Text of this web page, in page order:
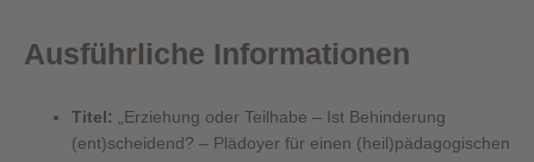
Ausführliche Informationen
Titel: „Erziehung oder Teilhabe – Ist Behinderung
(ent)scheidend? – Plädoyer für einen (heil)pädagogischen